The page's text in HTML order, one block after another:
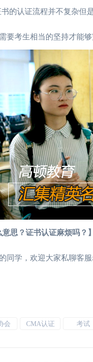
的认证流程并不复杂但
要考生相当的坚持才能
意思？证书认证麻烦吗？
同学，欢迎大家私聊客
会 CMA认证 考试